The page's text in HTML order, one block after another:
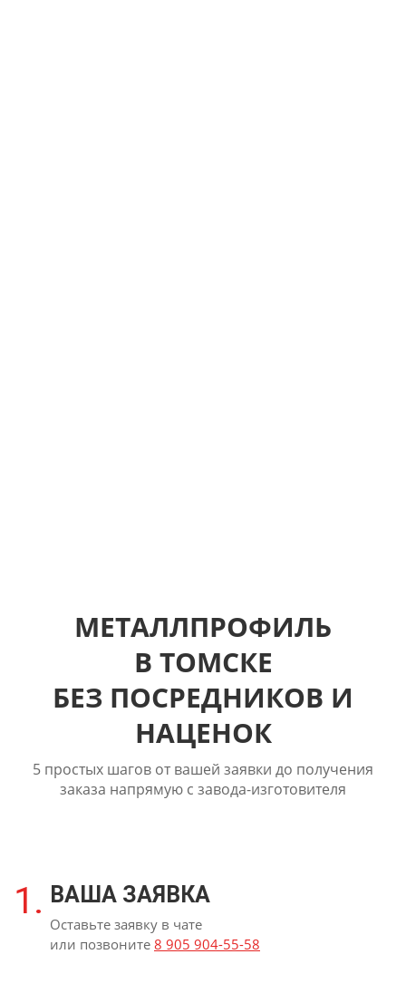
МЕТАЛЛПРОФИЛЬ
В ТОМСКЕ
БЕЗ ПОСРЕДНИКОВ И
НАЦЕНОК
5 простых шагов от вашей заявки до получения
заказа напрямую с завода-изготовителя
1. ВАША ЗАЯВКА
Оставьте заявку в чате
или позвоните 8 905 904-55-58